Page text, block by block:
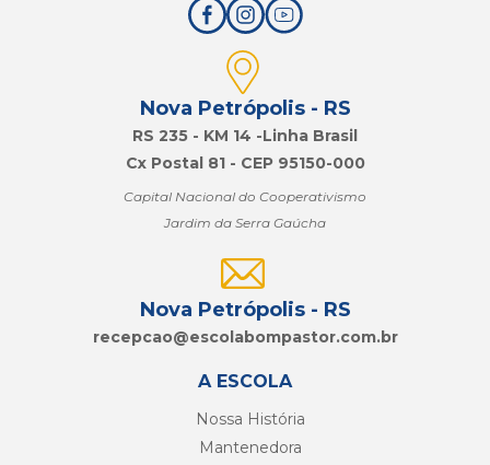
Nova Petrópolis - RS
RS 235 - KM 14 -Linha Brasil
Cx Postal 81 - CEP 95150-000
Capital Nacional do Cooperativismo
Jardim da Serra Gaúcha
Nova Petrópolis - RS
recepcao@escolabompastor.com.br
A ESCOLA
Nossa História
Mantenedora